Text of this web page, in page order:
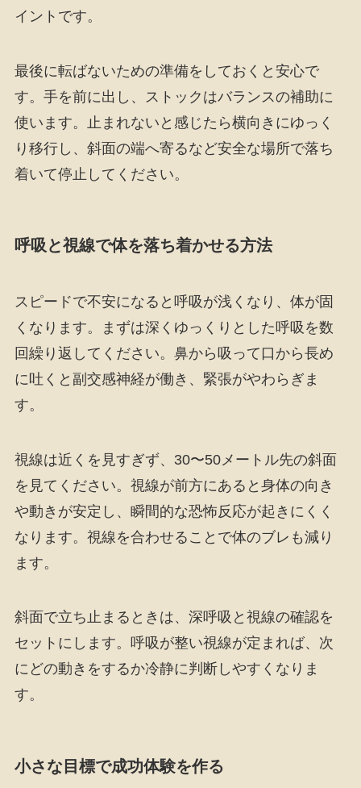
イントです。
最後に転ばないための準備をしておくと安心で
す。手を前に出し、ストックはバランスの補助に
使います。止まれないと感じたら横向きにゆっく
り移行し、斜面の端へ寄るなど安全な場所で落ち
着いて停止してください。
呼吸と視線で体を落ち着かせる方法
スピードで不安になると呼吸が浅くなり、体が固
くなります。まずは深くゆっくりとした呼吸を数
回繰り返してください。鼻から吸って口から長め
に吐くと副交感神経が働き、緊張がやわらぎま
す。
視線は近くを見すぎず、30〜50メートル先の斜面
を見てください。視線が前方にあると身体の向き
や動きが安定し、瞬間的な恐怖反応が起きにくく
なります。視線を合わせることで体のブレも減り
ます。
斜面で立ち止まるときは、深呼吸と視線の確認を
セットにします。呼吸が整い視線が定まれば、次
にどの動きをするか冷静に判断しやすくなりま
す。
小さな目標で成功体験を作る